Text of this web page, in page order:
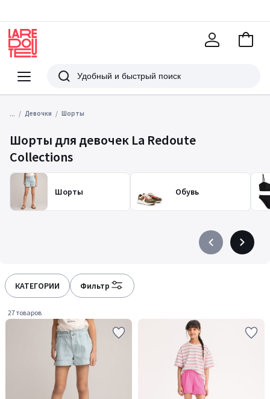
Меню
Redoute
Поиск
В
... Девочки Шорты
Шорты для девочек La Redoute
Collections
Шорты Обувь
PrécédentSuivant
КАТЕГОРИИ Фильтр
27 товаров